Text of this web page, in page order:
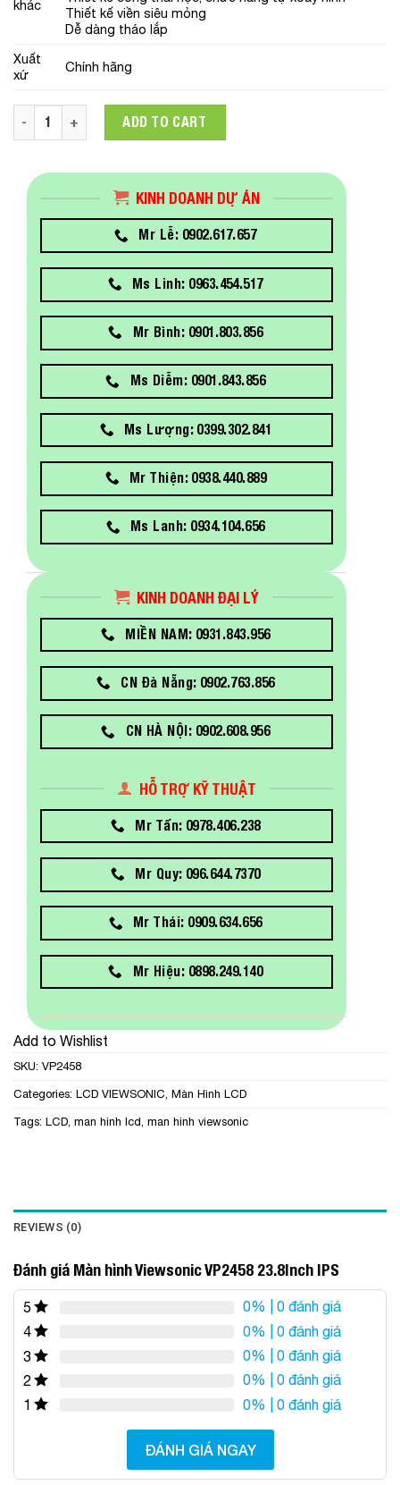
khác
Thiết kế viền siêu mỏng
Dễ dàng tháo lắp
Xuất
xứ
Chính hãng
Màn hình Viewsonic VP2458 23.8Inch IPS quantity
ADD TO CART
KINH DOANH DỰ ÁN
Mr Lễ: 0902.617.657
Ms Linh: 0963.454.517
Mr Bình: 0901.803.856
Ms Diễm: 0901.843.856
Ms Lượng: 0399.302.841
Mr Thiện: 0938.440.889
Ms Lanh: 0934.104.656
KINH DOANH ĐẠI LÝ
MIỀN NAM: 0931.843.956
CN Đà Nẵng: 0902.763.856
CN HÀ NỘI: 0902.608.956
HỖ TRỢ KỸ THUẬT
Mr Tấn: 0978.406.238
Mr Quy: 096.644.7370
Mr Thái: 0909.634.656
Mr Hiệu: 0898.249.140
Add to Wishlist
SKU: VP2458
Categories: LCD VIEWSONIC Màn Hình LCD
Tags: LCD man hinh lcd man hinh viewsonic
REVIEWS (0)
Đánh giá Màn hình Viewsonic VP2458 23.8Inch IPS
5 0% | 0 đánh giá
4
0% | 0 đánh giá
3
0% | 0 đánh giá
2
0% | 0 đánh giá
1
0% | 0 đánh giá
ĐÁNH GIÁ NGAY